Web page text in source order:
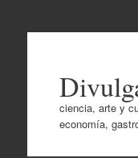
ciencia, arte y
economía,